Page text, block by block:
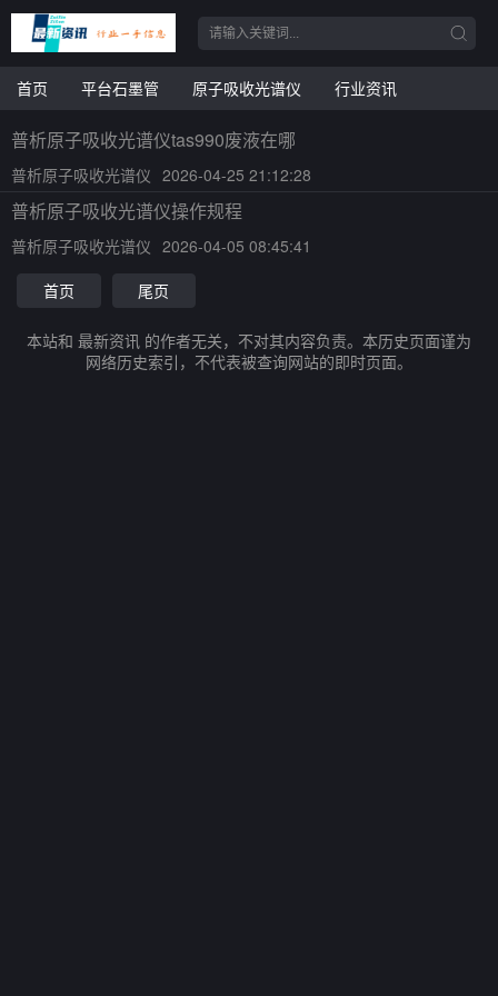
首页 平台石墨管 原子吸收光谱仪 行业资讯
普析原子吸收光谱仪tas990废液在哪
普析原子吸收光谱仪 2026-04-25 21:12:28
普析原子吸收光谱仪操作规程
普析原子吸收光谱仪 2026-04-05 08:45:41
首页
尾页
本站和 最新资讯 的作者无关，不对其内容负责。本历史页面谨为
网络历史索引，不代表被查询网站的即时页面。